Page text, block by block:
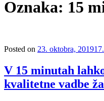
Oznaka: 15
Posted on 23. oktobra, 2019
V 15 minutah
kvalitetne vadbe